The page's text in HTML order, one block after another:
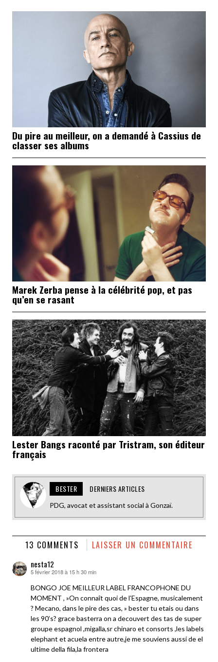
Du pire au meilleur, on a demandé à Cassius de
classer ses albums
Marek Zerba pense à la célébrité pop, et pas
qu’en se rasant
Lester Bangs raconté par Tristram, son éditeur
français
BESTER DERNIERS ARTICLES
PDG, avocat et assistant social à Gonzaï.
13 COMMENTS LAISSER UN COMMENTAIRE
nesta12
dit :
5 février 2018 à 15 h 30 min
BONGO JOE MEILLEUR LABEL FRANCOPHONE DU
MOMENT , »On connaît quoi de l’Espagne, musicalement
? Mecano, dans le pire des cas, » bester tu etais ou dans
les 90’s? grace basterra on a decouvert des tas de super
groupe espagnol ,migalla,sr chinaro et consorts ,les labels
elephant et acuela entre autre,je me souviens aussi de el
ultime della fila,la frontera